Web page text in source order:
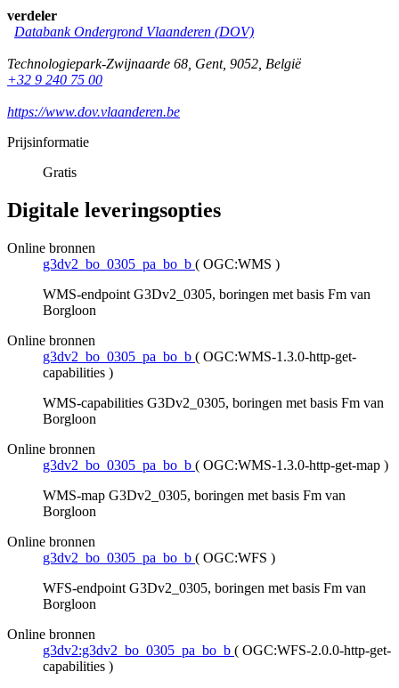
verdeler
Databank Ondergrond Vlaanderen (DOV)
Technologiepark-Zwijnaarde 68, Gent, 9052, België
+32 9 240 75 00
https://www.dov.vlaanderen.be
Prijsinformatie
Gratis
Digitale leveringsopties
Online bronnen
g3dv2_bo_0305_pa_bo_b ( OGC:WMS )
WMS-endpoint G3Dv2_0305, boringen met basis Fm van
Borgloon
Online bronnen
g3dv2_bo_0305_pa_bo_b ( OGC:WMS-1.3.0-http-get-
capabilities )
WMS-capabilities G3Dv2_0305, boringen met basis Fm van
Borgloon
Online bronnen
g3dv2_bo_0305_pa_bo_b ( OGC:WMS-1.3.0-http-get-map )
WMS-map G3Dv2_0305, boringen met basis Fm van
Borgloon
Online bronnen
g3dv2_bo_0305_pa_bo_b ( OGC:WFS )
WFS-endpoint G3Dv2_0305, boringen met basis Fm van
Borgloon
Online bronnen
g3dv2:g3dv2_bo_0305_pa_bo_b ( OGC:WFS-2.0.0-http-get-
capabilities )